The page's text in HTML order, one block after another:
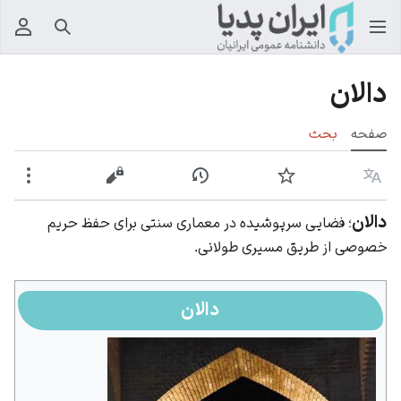
جستجو
دالان
صفحه بحث
زبان پیگیری نمایش تاریخچهنمایش مبدأ
دالان؛ فضایی سرپوشیده در معماری سنتی برای حفظ حریم
خصوصی از طریق مسیری طولانی.
دالان